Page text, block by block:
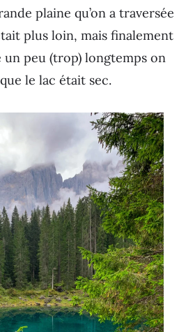
plaine qu’on a traversée
plus loin, mais finalement
peu (trop) longtemps on
le lac était sec.